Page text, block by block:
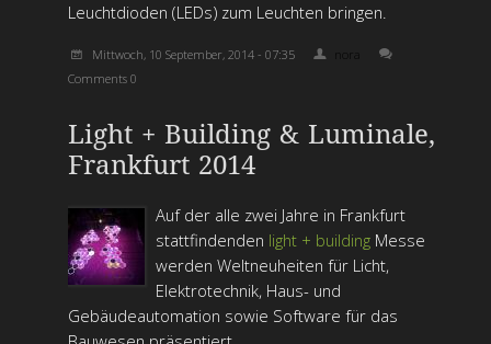
Leuchtdioden (LEDs) zum Leuchten bringen.
Mittwoch, 10 September, 2014 - 07:35
Comments 0
Light + Building & Luminale,
Frankfurt 2014
Auf der alle zwei Jahre in Frankfurt
stattfindenden light + building Messe
werden Weltneuheiten für Licht,
Elektrotechnik, Haus- und
Gebäudeautomation sowie Software für das